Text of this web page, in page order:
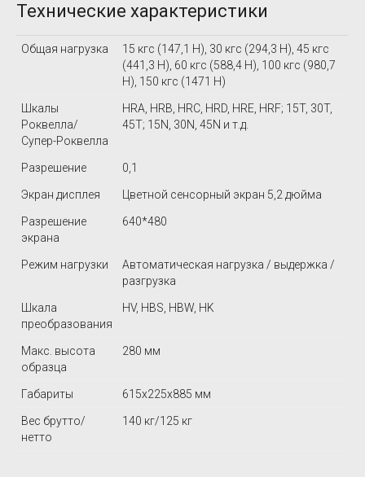
Технические характеристики
Общая нагрузка
15 кгс (147,1 Н), 30 кгс (294,3 Н), 45 кгс
(441,3 Н), 60 кгс (588,4 Н), 100 кгс (980,7
Н), 150 кгс (1471 Н)
Шкалы
Роквелла/
Супер-Роквелла
HRA, HRB, HRC, HRD, HRE, HRF; 15T, 30T,
45T; 15N, 30N, 45N и т.д.
Разрешение 0,1
Экран дисплея Цветной сенсорный экран 5,2 дюйма
Разрешение
экрана
640*480
Режим нагрузки
Автоматическая нагрузка / выдержка /
разгрузка
Шкала
преобразования
HV, HBS, HBW, HK
Макс. высота
образца
280 мм
Габариты 615х225х885 мм
Вес брутто/
нетто
140 кг/125 кг